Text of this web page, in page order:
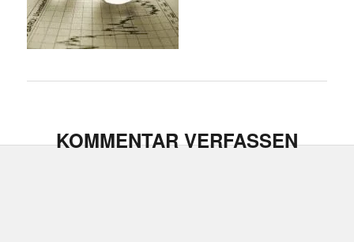
KOMMENTAR VERFASSEN